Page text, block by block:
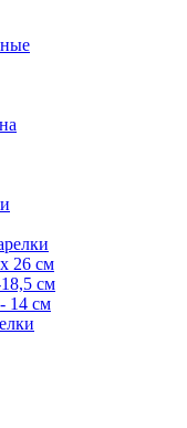
26 см
см
14 см